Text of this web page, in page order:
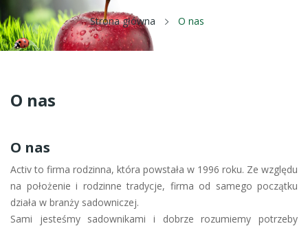
Strona główna O nas
O nas
O nas
Activ to firma rodzinna, która powstała w 1996 roku. Ze względu
na położenie i rodzinne tradycje, firma od samego początku
działa w branży sadowniczej.
Sami jesteśmy sadownikami i dobrze rozumiemy potrzeby